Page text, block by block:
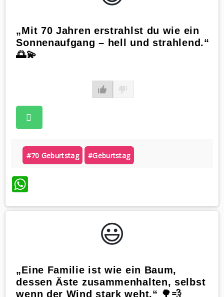
„Mit 70 Jahren erstrahlst du wie ein
Sonnenaufgang – hell und strahlend.“
🌅💫
#70 Geburtstag #geburtstag
WhatsApp
😃️
„Eine Familie ist wie ein Baum,
dessen Äste zusammenhalten, selbst
wenn der Wind stark weht.“ 🌳💨